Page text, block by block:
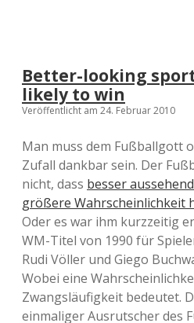
Better-looking
likely to win
Veröffentlicht am 24. Februar 2010
Man muss dem Fußballgott
Zufall dankbar sein. Der
nicht, dass besser
größere Wahrscheinlichkeit
Oder es war ihm kurzzeitig
WM-Titel von 1990 für
Rudi Völler und Giego
Wobei eine
Zwangsläufigkeit bedeutet.
einmaliger Ausrutscher des